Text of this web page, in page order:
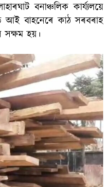
বনাঞ্চলিক কাৰ্য্যলয়ে
আই বাহনেৰে কাঠ সৰবৰাহ
সক্ষম হয়।